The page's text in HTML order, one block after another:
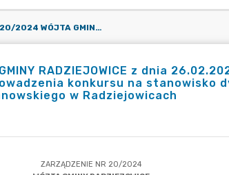
ZARZĄDZENIE NR 20/2024 WÓJTA GMINY RADZIEJOWICE Z DNIA 26.02.2024 R. W SPRAWIE: POWOŁANIA KOMISJI KONKURSOWEJ W CELU PRZEPROWADZENIA KONKURSU NA STANOWISKO DYREKTORA SZKOŁY PODSTAWOWEJ IM. WŁADYSŁAWA RDZANOWSKIEGO W RADZIEJOWICACH
RADZIEJOWICE z dnia
konkursu na stanowisko
w Radziejowicach